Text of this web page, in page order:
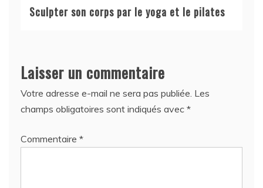
Sculpter son corps par le yoga et le pilates
Laisser un commentaire
Votre adresse e-mail ne sera pas publiée. Les
champs obligatoires sont indiqués avec *
Commentaire *